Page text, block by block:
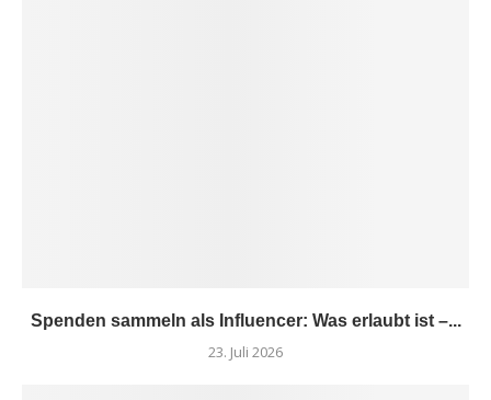
Spenden sammeln als Influencer: Was erlaubt ist –...
23. Juli 2026